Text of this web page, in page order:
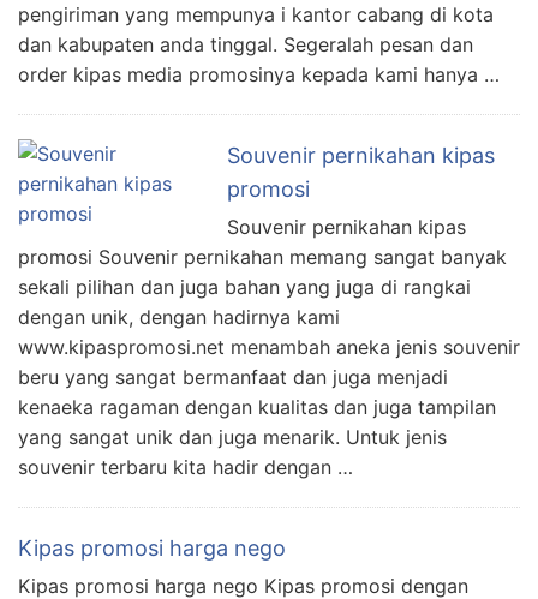
pengiriman yang mempunya i kantor cabang di kota
dan kabupaten anda tinggal. Segeralah pesan dan
order kipas media promosinya kepada kami hanya …
Souvenir pernikahan kipas
promosi
Souvenir pernikahan kipas
promosi Souvenir pernikahan memang sangat banyak
sekali pilihan dan juga bahan yang juga di rangkai
dengan unik, dengan hadirnya kami
www.kipaspromosi.net menambah aneka jenis souvenir
beru yang sangat bermanfaat dan juga menjadi
kenaeka ragaman dengan kualitas dan juga tampilan
yang sangat unik dan juga menarik. Untuk jenis
souvenir terbaru kita hadir dengan …
Kipas promosi harga nego
Kipas promosi harga nego Kipas promosi dengan